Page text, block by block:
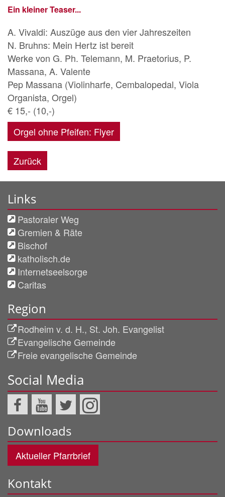
Ein kleiner Teaser...
A. Vivaldi: Auszüge aus den vier Jahreszeiten
N. Bruhns: Mein Hertz ist bereit
Werke von G. Ph. Telemann, M. Praetorius, P.
Massana, A. Valente
Pep Massana (Violinharfe, Cembalopedal, Viola
Organista, Orgel)
€ 15,- (10,-)
Orgel ohne Pfeifen: Flyer
Zurück
Links
Pastoraler Weg
Gremien & Räte
Bischof
katholisch.de
Internetseelsorge
Caritas
Region
Rodheim v. d. H., St. Joh. Evangelist
Evangelische Gemeinde
Freie evangelische Gemeinde
Social Media
Downloads
Aktueller Pfarrbrief
Kontakt